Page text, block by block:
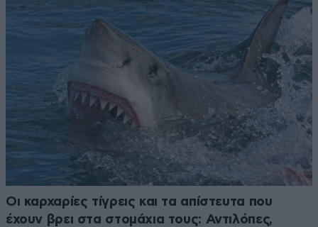
Οι καρχαρίες τίγρεις και τα απίστευτα που
έχουν βρει στα στομάχια τους: Αντιλόπες,